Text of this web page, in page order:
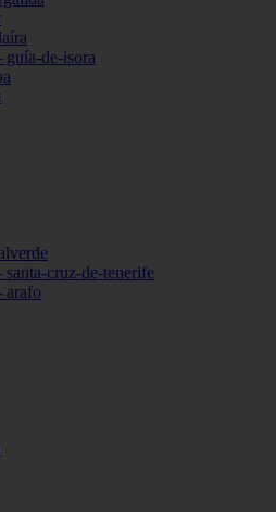
guía-de-isora
santa-cruz-de-tenerife
arafo